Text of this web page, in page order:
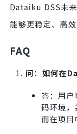
Dataiku DSS未
能够更稳定、高
FAQ
问：如何在
答：用
码环境
而在项目